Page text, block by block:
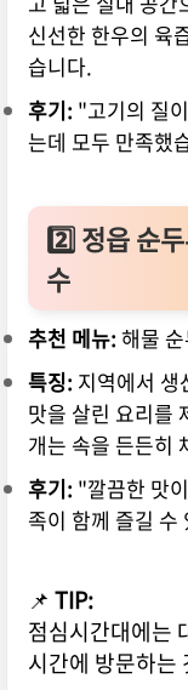
신선한 한우의 육
습니다.
후기: "고기의 질
는데 모두 만족했
2️⃣정읍 순
수
추천 메뉴: 해물
특징: 지역에서 생
맛을 살린 요리를
개는 속을 든든히
후기: "깔끔한 맛
족이 함께 즐길 수
📌 TIP:
점심시간대에는
시간에 방문하는